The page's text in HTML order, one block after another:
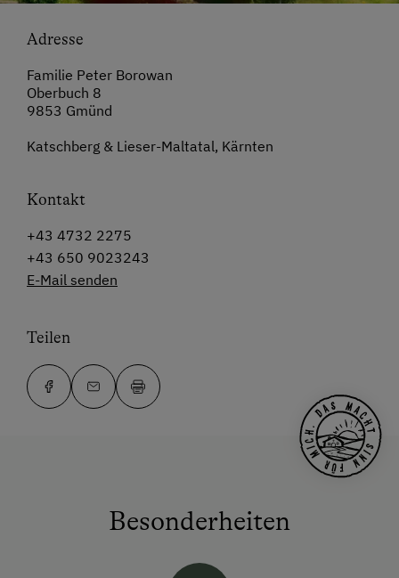
Adresse
Familie Peter Borowan
Oberbuch 8
9853 Gmünd
Katschberg & Lieser-Maltatal, Kärnten
Kontakt
+43 4732 2275
+43 650 9023243
E-Mail senden
Teilen
Besonderheiten